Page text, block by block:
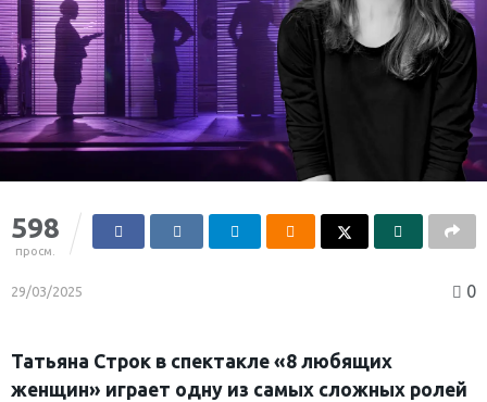
598
просм.
29/03/2025 0
Татьяна Строк в спектакле «8 любящих
женщин» играет одну из самых сложных ролей